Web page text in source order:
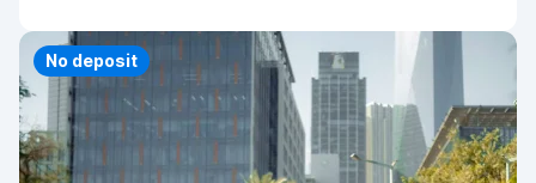
Priority
No deposit